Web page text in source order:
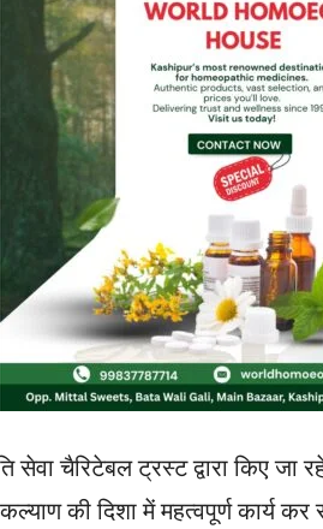
सेवा चैरिटेबल ट्रस्ट द्वारा किए जा
की दिशा में महत्वपूर्ण कार्य कर